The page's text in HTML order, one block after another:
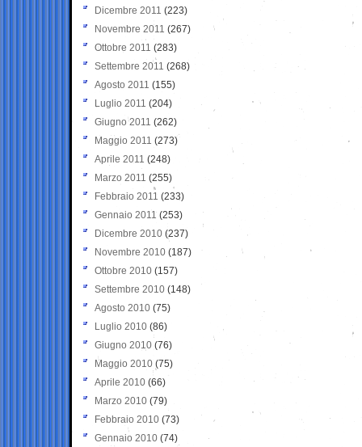
Dicembre 2011 (223)
Novembre 2011 (267)
Ottobre 2011 (283)
Settembre 2011 (268)
Agosto 2011 (155)
Luglio 2011 (204)
Giugno 2011 (262)
Maggio 2011 (273)
Aprile 2011 (248)
Marzo 2011 (255)
Febbraio 2011 (233)
Gennaio 2011 (253)
Dicembre 2010 (237)
Novembre 2010 (187)
Ottobre 2010 (157)
Settembre 2010 (148)
Agosto 2010 (75)
Luglio 2010 (86)
Giugno 2010 (76)
Maggio 2010 (75)
Aprile 2010 (66)
Marzo 2010 (79)
Febbraio 2010 (73)
Gennaio 2010 (74)